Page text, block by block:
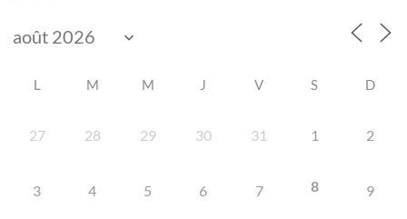
L M M J V S D
27 28 29 30 31 1 2
3 4 5 6 7 8 9